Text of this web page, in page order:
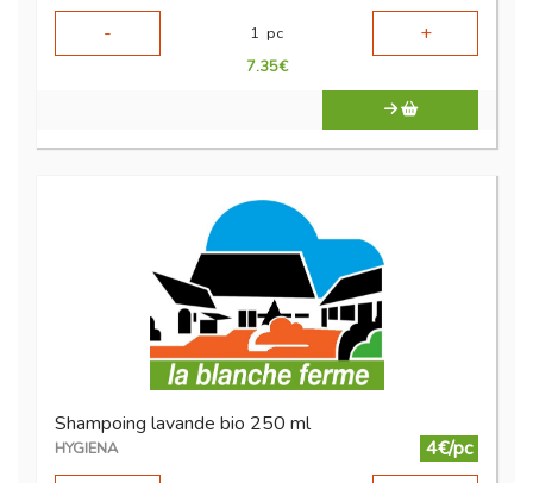
-
1 pc +
7.35€
Shampoing lavande bio 250 ml
HYGIENA
4€/pc